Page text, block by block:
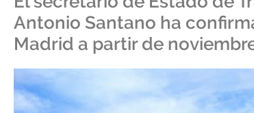
Antonio Santano ha
Madrid a partir de